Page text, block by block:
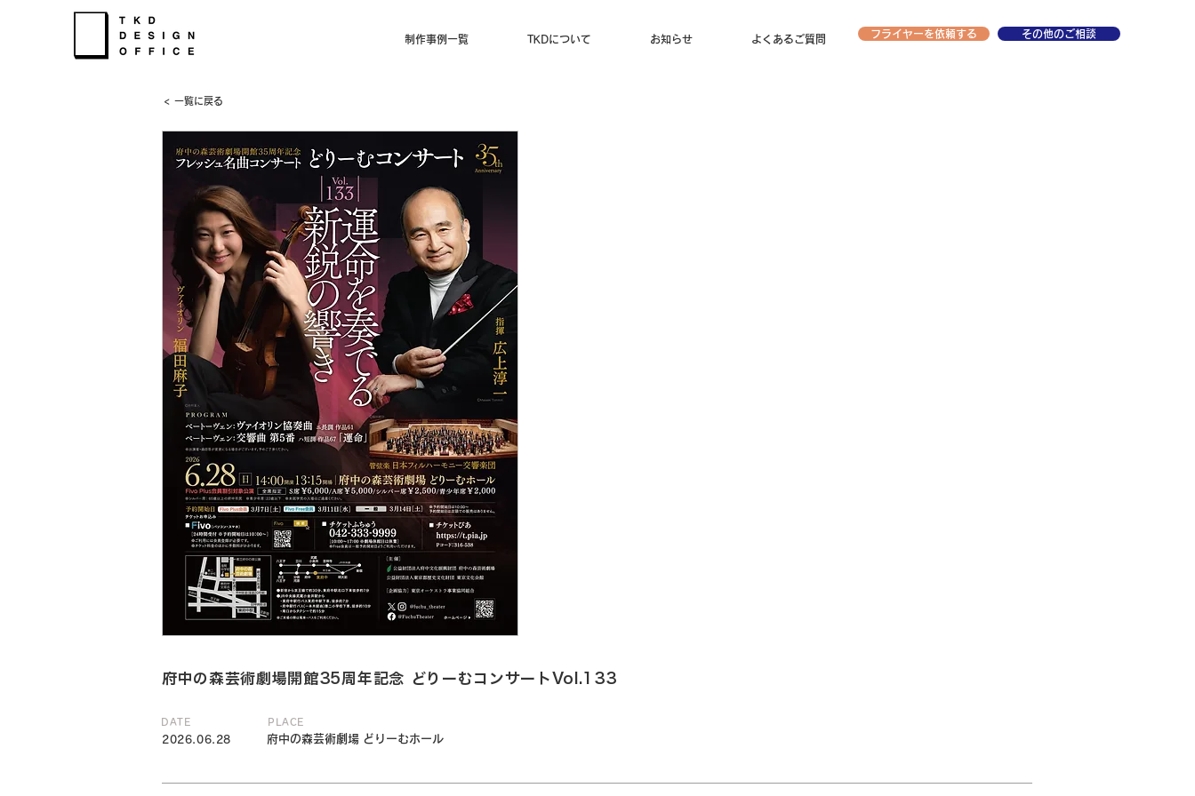
制作事例一覧 TKDについて お知らせ よくあるご質問 フライヤーを依頼する その他のご相談
< 一覧に戻る
府中の森芸術劇場開館35周年記念 どりーむコンサートVol.133
2026.06.28 府中の森芸術劇場 どりーむホール
PLACE
DATE